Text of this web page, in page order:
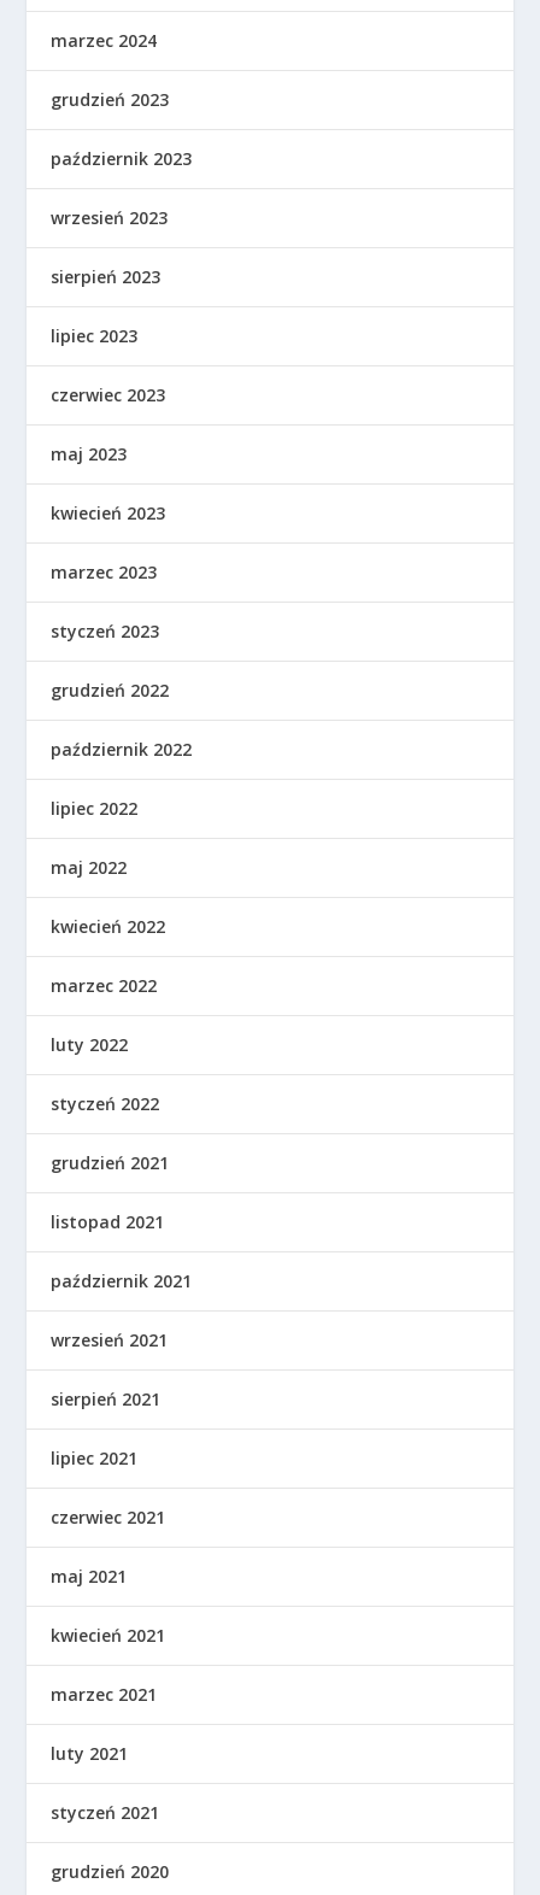
marzec 2024
grudzień 2023
październik 2023
wrzesień 2023
sierpień 2023
lipiec 2023
czerwiec 2023
maj 2023
kwiecień 2023
marzec 2023
styczeń 2023
grudzień 2022
październik 2022
lipiec 2022
maj 2022
kwiecień 2022
marzec 2022
luty 2022
styczeń 2022
grudzień 2021
listopad 2021
październik 2021
wrzesień 2021
sierpień 2021
lipiec 2021
czerwiec 2021
maj 2021
kwiecień 2021
marzec 2021
luty 2021
styczeń 2021
grudzień 2020